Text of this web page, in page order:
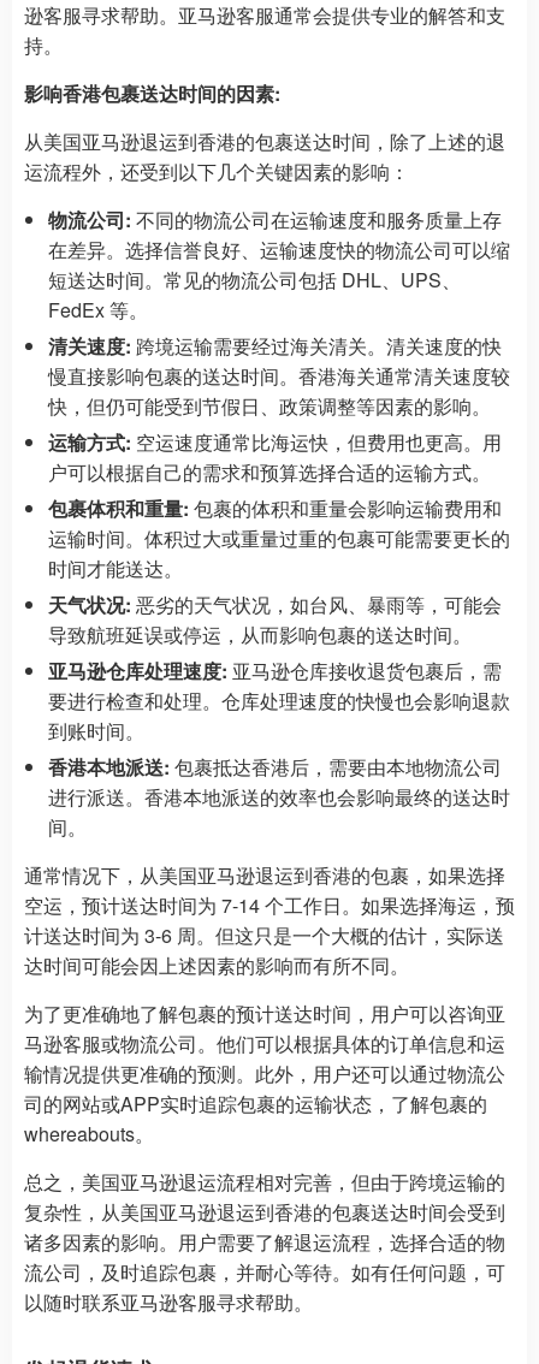
逊客服寻求帮助。亚马逊客服通常会提供专业的解答和支
持。
影响香港包裹送达时间的因素:
从美国亚马逊退运到香港的包裹送达时间，除了上述的退
运流程外，还受到以下几个关键因素的影响：
物流公司: 不同的物流公司在运输速度和服务质量上存
在差异。选择信誉良好、运输速度快的物流公司可以缩
短送达时间。常见的物流公司包括 DHL、UPS、
FedEx 等。
清关速度: 跨境运输需要经过海关清关。清关速度的快
慢直接影响包裹的送达时间。香港海关通常清关速度较
快，但仍可能受到节假日、政策调整等因素的影响。
运输方式: 空运速度通常比海运快，但费用也更高。用
户可以根据自己的需求和预算选择合适的运输方式。
包裹体积和重量: 包裹的体积和重量会影响运输费用和
运输时间。体积过大或重量过重的包裹可能需要更长的
时间才能送达。
天气状况: 恶劣的天气状况，如台风、暴雨等，可能会
导致航班延误或停运，从而影响包裹的送达时间。
亚马逊仓库处理速度: 亚马逊仓库接收退货包裹后，需
要进行检查和处理。仓库处理速度的快慢也会影响退款
到账时间。
香港本地派送: 包裹抵达香港后，需要由本地物流公司
进行派送。香港本地派送的效率也会影响最终的送达时
间。
通常情况下，从美国亚马逊退运到香港的包裹，如果选择
空运，预计送达时间为 7-14 个工作日。如果选择海运，预
计送达时间为 3-6 周。但这只是一个大概的估计，实际送
达时间可能会因上述因素的影响而有所不同。
为了更准确地了解包裹的预计送达时间，用户可以咨询亚
马逊客服或物流公司。他们可以根据具体的订单信息和运
输情况提供更准确的预测。此外，用户还可以通过物流公
司的网站或APP实时追踪包裹的运输状态，了解包裹的
whereabouts。
总之，美国亚马逊退运流程相对完善，但由于跨境运输的
复杂性，从美国亚马逊退运到香港的包裹送达时间会受到
诸多因素的影响。用户需要了解退运流程，选择合适的物
流公司，及时追踪包裹，并耐心等待。如有任何问题，可
以随时联系亚马逊客服寻求帮助。